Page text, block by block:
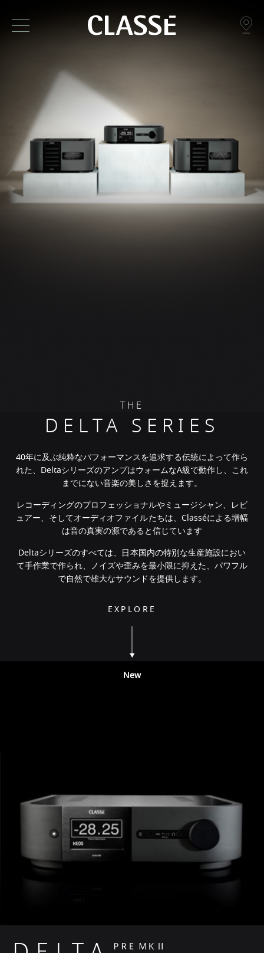
THE
DELTA SERIES
40年に及ぶ純粋なパフォーマンスを追求する伝統によって作ら
れた、DeltaシリーズのアンプはウォームなA級で動作し、これ
までにない音楽の美しさを捉えます。
レコーディングのプロフェッショナルやミュージシャン、レビ
ュアー、そしてオーディオファイルたちは、Classéによる増幅
は音の真実の源であると信じています
Deltaシリーズのすべては、日本国内の特別な生産施設におい
て手作業で作られ、ノイズや歪みを最小限に抑えた、パワフル
で自然で雄大なサウンドを提供します。
EXPLORE
New